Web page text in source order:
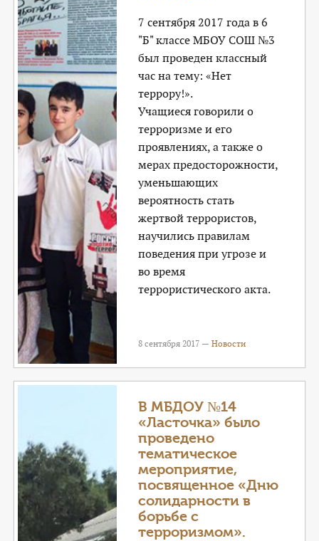
7 сентября 2017 года в 6
"Б" классе МБОУ СОШ №3
был проведен классный
час на тему: «Нет
террору!».
Учащиеся говорили о
терроризме и его
проявлениях, а также о
мерах предосторожности,
уменьшающих
вероятность стать
жертвой террористов,
научились правилам
поведения при угрозе и
во время
террористического акта.
8 сентября 2017 —Новости
В МБДОУ №14
«Ласточка» было
проведено
тематическое
мероприятие,
посвященное «Дню
солидарности в
борьбе с
терроризмом».